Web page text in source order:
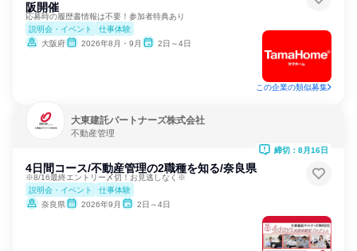
阪開催
応募時の履歴書情報は不要！参加者特典あり
説明会・イベント
仕事体験
大阪府
2026年8月・9月 2日～4日
この企業の類似募集
大東建託パートナーズ株式会社
不動産管理
4日間コース/不動産管理の2職種を知る/奈良県
※8/16最終エントリー〆切！お見逃しなく※
説明会・イベント
仕事体験
奈良県
2026年9月 2日～4日
締切：8月16日